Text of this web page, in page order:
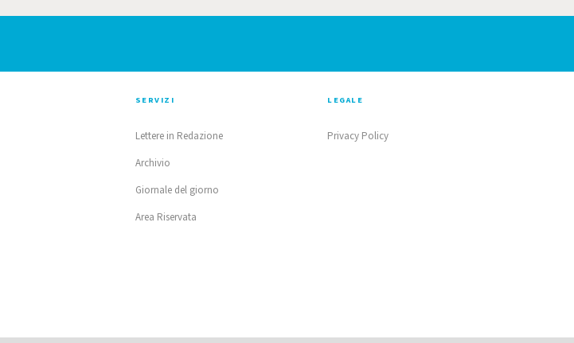
SERVIZI
Lettere in Redazione
Archivio
Giornale del giorno
Area Riservata
LEGALE
Privacy Policy